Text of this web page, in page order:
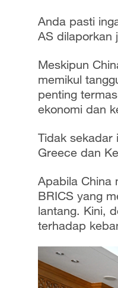
Anda pasti
AS dilaporkan
Meskipun
memikul
penting
ekonomi dan
Tidak sekadar
Greece dan
Apabila China
BRICS yang
lantang. Kini,
terhadap